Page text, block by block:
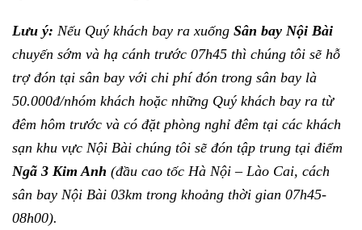
Lưu ý: Nếu Quý khách bay ra xuống Sân bay Nội Bài
chuyến sớm và hạ cánh trước 07h45 thì chúng tôi sẽ hỗ
trợ đón tại sân bay với chi phí đón trong sân bay là
50.000đ/nhóm khách hoặc những Quý khách bay ra từ
đêm hôm trước và có đặt phòng nghỉ đêm tại các khách
sạn khu vực Nội Bài chúng tôi sẽ đón tập trung tại điểm
Ngã 3 Kim Anh (đầu cao tốc Hà Nội – Lào Cai, cách
sân bay Nội Bài 03km trong khoảng thời gian 07h45-
08h00).